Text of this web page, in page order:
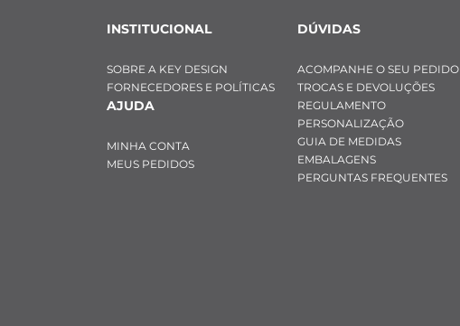
INSTITUCIONAL
SOBRE A KEY DESIGN
FORNECEDORES E POLÍTICAS
AJUDA
MINHA CONTA
MEUS PEDIDOS
DÚVIDAS
ACOMPANHE O SEU PEDIDO
TROCAS E DEVOLUÇÕES
REGULAMENTO
PERSONALIZAÇÃO
GUIA DE MEDIDAS
EMBALAGENS
PERGUNTAS FREQUENTES